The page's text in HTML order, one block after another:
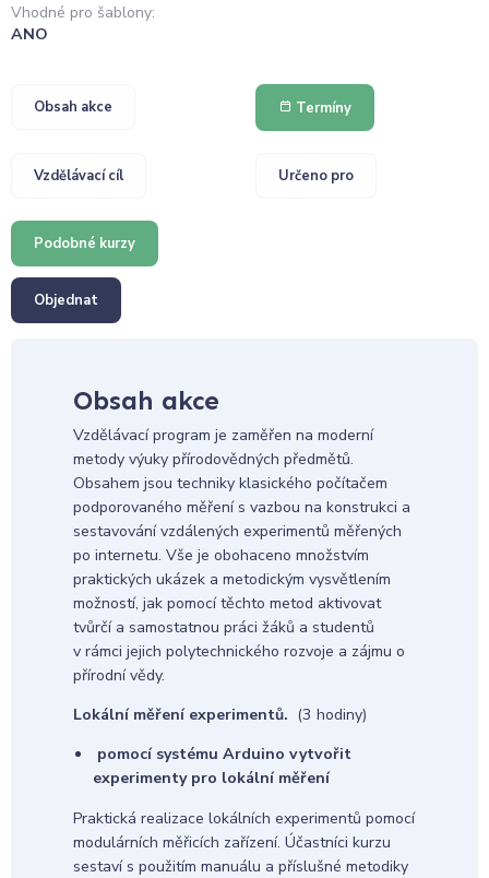
Vhodné pro šablony:
ANO
Obsah akce Termíny
Vzdělávací cíl Určeno pro
Podobné kurzy
Objednat
Obsah akce
Vzdělávací program je zaměřen na moderní
metody výuky přírodovědných předmětů.
Obsahem jsou techniky klasického počítačem
podporovaného měření s vazbou na konstrukci a
sestavování vzdálených experimentů měřených
po internetu. Vše je obohaceno množstvím
praktických ukázek a metodickým vysvětlením
možností, jak pomocí těchto metod aktivovat
tvůrčí a samostatnou práci žáků a studentů
v rámci jejich polytechnického rozvoje a zájmu o
přírodní vědy.
Lokální měření experimentů. (3 hodiny)
pomocí systému Arduino vytvořit
experimenty pro lokální měření
Praktická realizace lokálních experimentů pomocí
modulárních měřicích zařízení. Účastníci kurzu
sestaví s použitím manuálu a příslušné metodiky